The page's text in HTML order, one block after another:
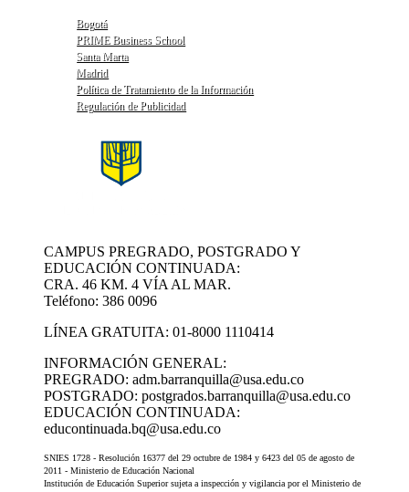
Bogotá
PRIME Business School
Santa Marta
Madrid
Política de Tratamiento de la Información
Regulación de Publicidad
CAMPUS PREGRADO, POSTGRADO Y
EDUCACIÓN CONTINUADA:
CRA. 46 KM. 4 VÍA AL MAR.
Teléfono: 386 0096
LÍNEA GRATUITA: 01-8000 1110414
INFORMACIÓN GENERAL:
PREGRADO: adm.barranquilla@usa.edu.co
POSTGRADO: postgrados.barranquilla@usa.edu.co
EDUCACIÓN CONTINUADA:
educontinuada.bq@usa.edu.co
SNIES 1728 - Resolución 16377 del 29 octubre de 1984 y 6423 del 05 de agosto de
2011 - Ministerio de Educación Nacional
Institución de Educación Superior sujeta a inspección y vigilancia por el Ministerio de